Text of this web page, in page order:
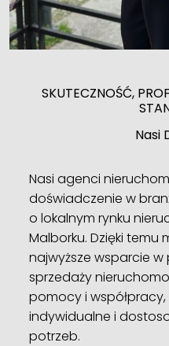
SKUTECZNOŚĆ,
Nasi
Nasi agenci
doświadczenie w
o lokalnym rynku
Malborku. Dzięki
najwyższe wsparcie
sprzedaży
pomocy i
indywidualne i
potrzeb.